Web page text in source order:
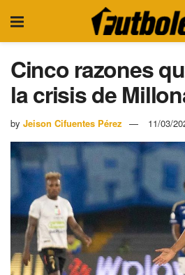
Cinco razones
la crisis de
by Jeison Cifuentes Pérez 11/03/